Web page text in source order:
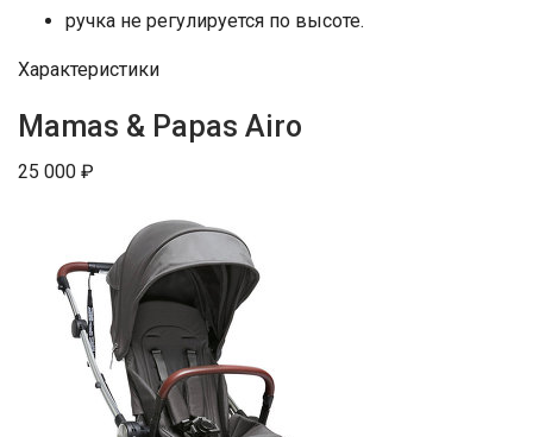
ручка не регулируется по высоте.
Характеристики
Mamas & Papas Airo
25 000 ₽